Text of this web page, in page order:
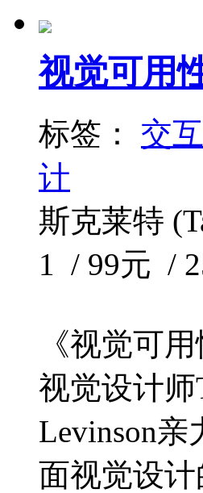
视觉可用
标签： 交互
计
斯克莱特
1 / 99元 /
《视觉可
视觉设计师
Levinson
面视觉设